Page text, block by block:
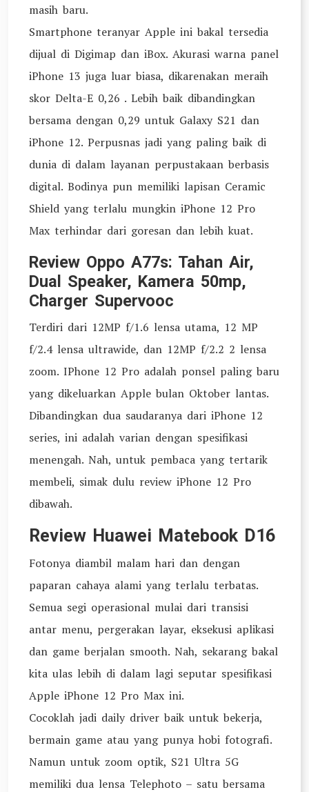
masih baru.
Smartphone teranyar Apple ini bakal tersedia
dijual di Digimap dan iBox. Akurasi warna panel
iPhone 13 juga luar biasa, dikarenakan meraih
skor Delta-E 0,26 . Lebih baik dibandingkan
bersama dengan 0,29 untuk Galaxy S21 dan
iPhone 12. Perpusnas jadi yang paling baik di
dunia di dalam layanan perpustakaan berbasis
digital. Bodinya pun memiliki lapisan Ceramic
Shield yang terlalu mungkin iPhone 12 Pro
Max terhindar dari goresan dan lebih kuat.
Review Oppo A77s: Tahan Air,
Dual Speaker, Kamera 50mp,
Charger Supervooc
Terdiri dari 12MP f/1.6 lensa utama, 12 MP
f/2.4 lensa ultrawide, dan 12MP f/2.2 2 lensa
zoom. IPhone 12 Pro adalah ponsel paling baru
yang dikeluarkan Apple bulan Oktober lantas.
Dibandingkan dua saudaranya dari iPhone 12
series, ini adalah varian dengan spesifikasi
menengah. Nah, untuk pembaca yang tertarik
membeli, simak dulu review iPhone 12 Pro
dibawah.
Review Huawei Matebook D16
Fotonya diambil malam hari dan dengan
paparan cahaya alami yang terlalu terbatas.
Semua segi operasional mulai dari transisi
antar menu, pergerakan layar, eksekusi aplikasi
dan game berjalan smooth. Nah, sekarang bakal
kita ulas lebih di dalam lagi seputar spesifikasi
Apple iPhone 12 Pro Max ini.
Cocoklah jadi daily driver baik untuk bekerja,
bermain game atau yang punya hobi fotografi.
Namun untuk zoom optik, S21 Ultra 5G
memiliki dua lensa Telephoto – satu bersama